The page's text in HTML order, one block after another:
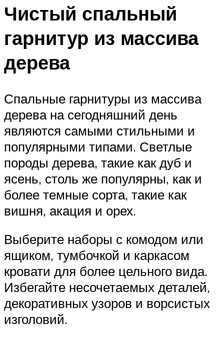
Чистый спальный
гарнитур из массива
дерева
Спальные гарнитуры из массива
дерева на сегодняшний день
являются самыми стильными и
популярными типами. Светлые
породы дерева, такие как дуб и
ясень, столь же популярны, как и
более темные сорта, такие как
вишня, акация и орех.
Выберите наборы с комодом или
ящиком, тумбочкой и каркасом
кровати для более цельного вида.
Избегайте несочетаемых деталей,
декоративных узоров и ворсистых
изголовий.